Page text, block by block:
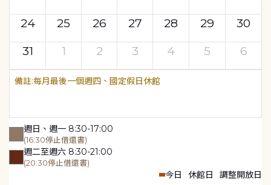
24
25 26 27 28 29
30
31
1 2 3 4 5 6
每月最後一個週四、國定假日休館
週日、週一 8:30-17:00
(16:30停止借還書)
週二至週六 8:30-21:00
(20:30停止借還書)
今日 休館日 調整開放日